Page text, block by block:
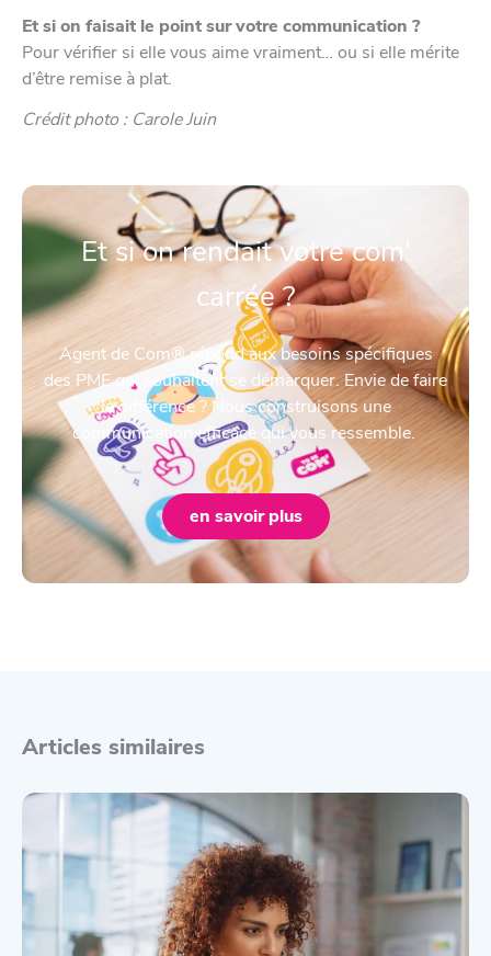
Et si on faisait le point sur votre communication ?
Pour vérifier si elle vous aime vraiment… ou si elle mérite
d’être remise à plat.
Crédit photo : Carole Juin
Et si on rendait votre com'
carrée ?
Agent de Com® répond aux besoins spécifiques
des PME qui souhaitent se démarquer. Envie de faire
la différence ? Nous construisons une
communication efficace qui vous ressemble.
en savoir plus
Articles similaires